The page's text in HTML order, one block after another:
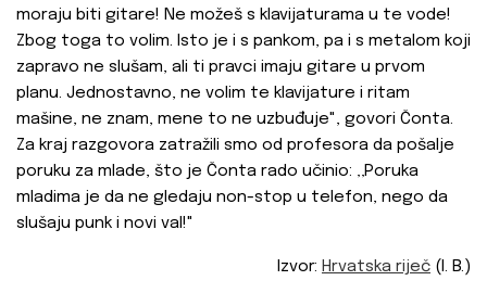
moraju biti gitare! Ne možeš s klavijaturama u te vode!
Zbog toga to volim. Isto je i s pankom, pa i s metalom koji
zapravo ne slušam, ali ti pravci imaju gitare u prvom
planu. Jednostavno, ne volim te klavijature i ritam
mašine, ne znam, mene to ne uzbuđuje", govori Čonta.
Za kraj razgovora zatražili smo od profesora da pošalje
poruku za mlade, što je Čonta rado učinio: ‚‚Poruka
mladima je da ne gledaju non-stop u telefon, nego da
slušaju punk i novi val!"
Izvor: Hrvatska riječ (I. B.)